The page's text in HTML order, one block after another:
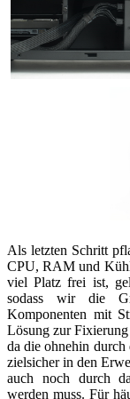
Als letzten Schritt
CPU, RAM und
viel Platz frei ist,
sodass wir die
Komponenten mit
Lösung zur
da die ohnehin
zielsicher in den
auch noch durch
werden muss. Für